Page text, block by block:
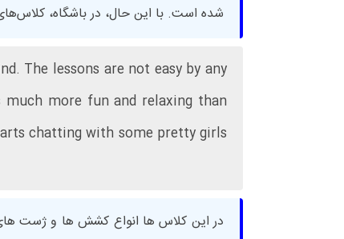
شده است. با این حال، در باشگاه، کلاس‌های
The lessons are not easy by any
much more fun and relaxing than
chatting with some pretty girls
در این کلاس ها انواع کشش ها و ژست